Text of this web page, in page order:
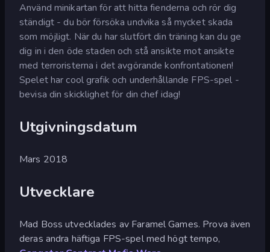
Använd minikartan för att hitta fienderna och rör dig
ständigt - du bör försöka undvika så mycket skada
som möjligt. När du har slutfört din träning kan du ge
dig in i den öde staden och stå ansikte mot ansikte
med terroristerna i det avgörande konfrontationen!
Spelet har cool grafik och underhållande FPS-spel -
bevisa din skicklighet för din chef idag!
Utgivningsdatum
Mars 2018
Utvecklare
Mad Boss utvecklades av Faramel Games. Prova även
deras andra häftiga FPS-spel med högt tempo,